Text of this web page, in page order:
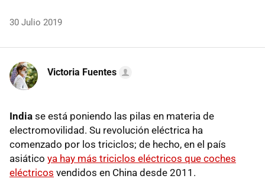
30 Julio 2019
Victoria Fuentes
India se está poniendo las pilas en materia de
electromovilidad. Su revolución eléctrica ha
comenzado por los triciclos; de hecho, en el país
asiático ya hay más triciclos eléctricos que coches
eléctricos vendidos en China desde 2011.